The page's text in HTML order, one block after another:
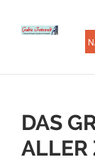
DAS
LLER